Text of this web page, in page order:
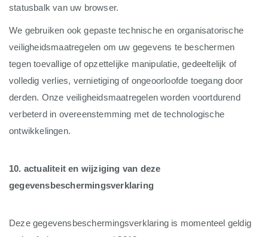
statusbalk van uw browser.
We gebruiken ook gepaste technische en organisatorische
veiligheidsmaatregelen om uw gegevens te beschermen
tegen toevallige of opzettelijke manipulatie, gedeeltelijk of
volledig verlies, vernietiging of ongeoorloofde toegang door
derden. Onze veiligheidsmaatregelen worden voortdurend
verbeterd in overeenstemming met de technologische
ontwikkelingen.
10. actualiteit en wijziging van deze
gegevensbeschermingsverklaring
Deze gegevensbeschermingsverklaring is momenteel geldig